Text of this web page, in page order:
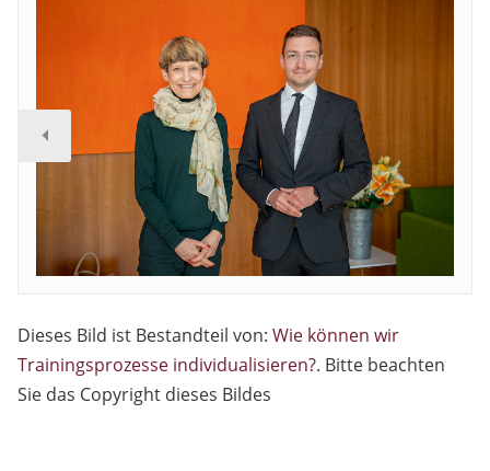
Dieses Bild ist Bestandteil von: Wie können wir
Trainingsprozesse individualisieren?. Bitte beachten
Sie das Copyright dieses Bildes